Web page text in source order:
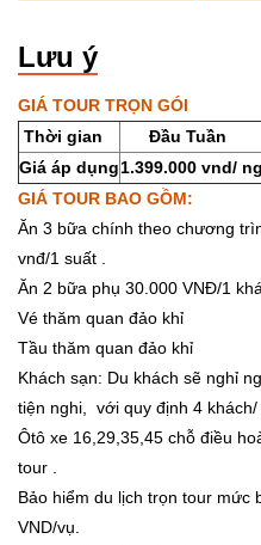
Lưu ý
GIÁ TOUR TRỌN GÓI
Thời gian
Đầu Tuần
Giá áp dụng1.399.000 vnd/
GIÁ TOUR BAO GỒM:
Ăn 3 bữa chính theo chương
vnđ/1 suất .
Ăn 2 bữa phụ 30.000 VNĐ/1
Vé thăm quan đảo khỉ
Tầu thăm quan đảo khỉ
Khách sạn: Du khách sẽ nghỉ
tiện nghi, với quy định 4 khách/
Ôtô xe 16,29,35,45 chỗ điều
tour .
Bảo hiểm du lịch trọn tour mức
VND/vụ.